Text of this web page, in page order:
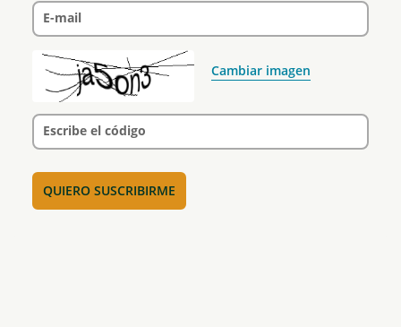
E-mail
Cambiar imagen
Escribe el código